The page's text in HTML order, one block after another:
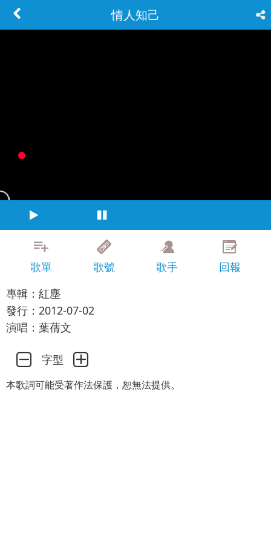
情人知己
歌單 歌號 歌手
回報
專輯：紅塵
發行：2012-07-02
演唱：葉蒨文
字型
本歌詞可能受著作法保護，恕無法提供。